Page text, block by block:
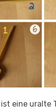
eine uralte